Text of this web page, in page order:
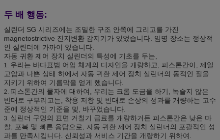
두 배 행동:
실린더 SG 시리즈에는 조밀한 구조 안쪽에 그리고를 가진
magnetostrictive 진지변환 감지기가 있었습니다. 임명 장소는 정상적
인 실린더에 가까이 있습니다.
자동 귀환 제어 장치 실린더의 특성에 기초를 두는,
1. 우리는 바다표범 어업 체계의 디자인을 개량하고, 피스톤간이, 제일
고압과 나쁜 상태 하에서 자동 귀환 제어 장치 실린더의 동적인 질을
지키기 위하여 기름막을 얻게 했습니다.
2. 피스톤간의 물자에 대하여, 우리는 크롬 도금을 하기, 녹슬지 않은
반대로 구부리고는, 착용 저항 및 반대로 손상의 성과를 개량하는 고수
준에 정상적인 기준을 및, 바꾸었습니다.
3. 실린더 구멍의 표면 거칠기 급료를 개량하거든 피스톤간은 낮은 마
찰, 포복 및 빠른 응답으로, 자동 귀환 제어 장치 실린더의 포괄적인 성
과를 만족시킵니다. 신뢰성과 서비스 기간을 개량하기 위하여.